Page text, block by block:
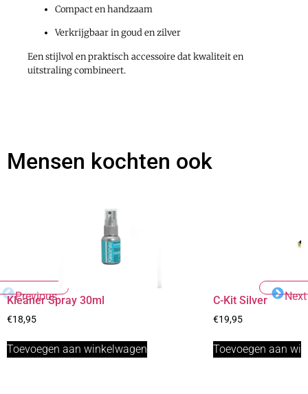
Compact en handzaam
Verkrijgbaar in goud en zilver
Een stijlvol en praktisch accessoire dat kwaliteit en
uitstraling combineert.
Mensen kochten ook
Previous
Kleaner Spray 30ml
€18,95
Toevoegen aan winkelwagen
C-Kit Silver
€19,95
Toevoegen aan
Next